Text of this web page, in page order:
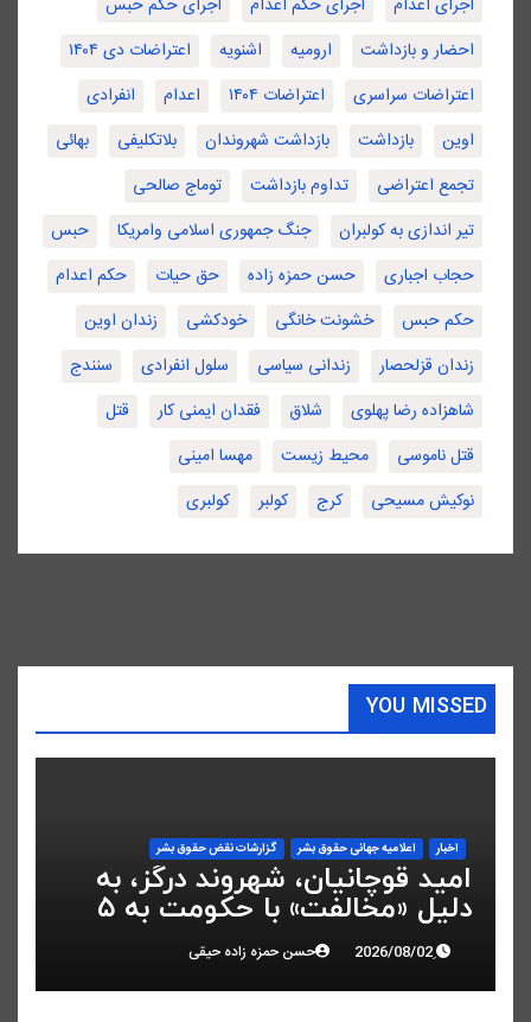
اجرای اعدام اجرای حکم اعدام
اجرای حکم حبس
احضار و بازداشت
ارومیه اشنویه
اعتراضات دی ۱۴۰۴
اعتراضات سراسری
اعتراضات ۱۴۰۴ اعدام
انفرادی
اوین
بازداشت بازداشت شهروندان بلاتکلیفی
بهائی
تجمع اعتراضی
تداوم بازداشت
توماج صالحی
تیر اندازی به کولبران
جنگ جمهوری اسلامی وامریکا
حبس
حجاب اجباری
حسن حمزه زاده حق حیات
حکم اعدام
حکم حبس
خشونت خانگی خودکشی
زندان اوین
زندان قزلحصار
زندانی سیاسی سلول انفرادی
سنندج
شاهزاده رضا پهلوی
شلاق فقدان ایمنی کار
قتل
قتل ناموسی
محیط زیست
مهسا امینی
نوکیش مسیحی
کرج کولبر کولبری
YOU MISSED
اخبار اعلاميه جهانی حقوق بشر گزارشات نقض حقوق بشر
امید قوچانیان، شهروند درگز، به
دلیل «مخالفت» با حکومت به ۵
سال زندان محکوم شد
حسن حمزه زاده حیقی